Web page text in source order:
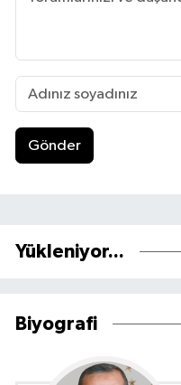
Gönder
Yükleniyor...
Biyografi